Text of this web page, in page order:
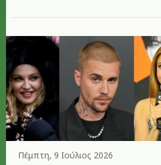
Πέμπτη, 9 Ιούλιος 2026